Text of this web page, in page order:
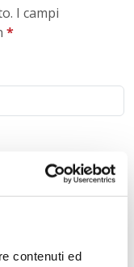
contenuti ed
I campi
*